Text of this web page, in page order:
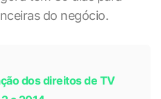
do negócio.
dos direitos de TV